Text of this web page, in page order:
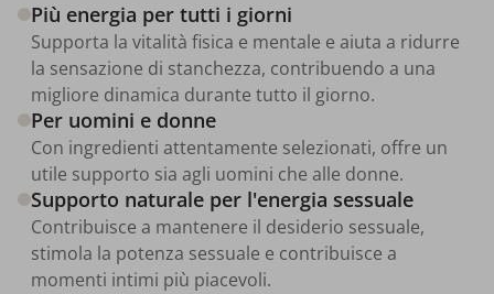
Più energia per tutti i giorni
Supporta la vitalità fisica e mentale e aiuta a ridurre
la sensazione di stanchezza, contribuendo a una
migliore dinamica durante tutto il giorno.
Per uomini e donne
Con ingredienti attentamente selezionati, offre un
utile supporto sia agli uomini che alle donne.
Supporto naturale per l'energia sessuale
Contribuisce a mantenere il desiderio sessuale,
stimola la potenza sessuale e contribuisce a
momenti intimi più piacevoli.